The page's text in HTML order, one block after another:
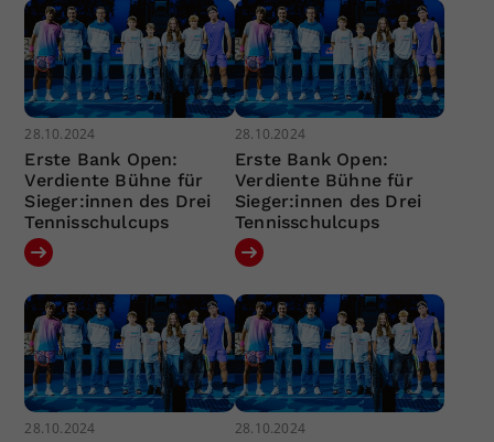
28.10.2024
Erste Bank Open:
Verdiente Bühne für
Sieger:innen des Drei
Tennisschulcups
28.10.2024
Erste Bank Open:
Verdiente Bühne für
Sieger:innen des Drei
Tennisschulcups
28.10.2024 28.10.2024